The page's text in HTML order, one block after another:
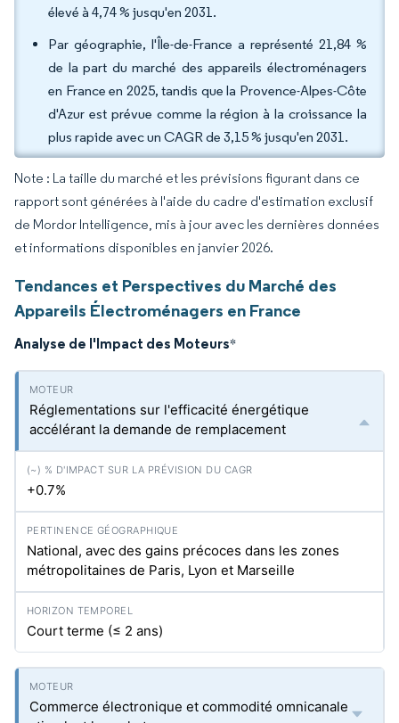
élevé à 4,74 % jusqu'en 2031.
Par géographie, l'Île-de-France a représenté 21,84 %
de la part du marché des appareils électroménagers
en France en 2025, tandis que la Provence-Alpes-Côte
d'Azur est prévue comme la région à la croissance la
plus rapide avec un CAGR de 3,15 % jusqu'en 2031.
Note : La taille du marché et les prévisions figurant dans ce
rapport sont générées à l'aide du cadre d'estimation exclusif
de Mordor Intelligence, mis à jour avec les dernières données
et informations disponibles en janvier 2026.
Tendances et Perspectives du Marché des
Appareils Électroménagers en France
Analyse de l'Impact des Moteurs*
Réglementations sur l'efficacité énergétique
accélérant la demande de remplacement
+0.7%
National, avec des gains précoces dans les zones
métropolitaines de Paris, Lyon et Marseille
Court terme (≤ 2 ans)
Commerce électronique et commodité omnicanale